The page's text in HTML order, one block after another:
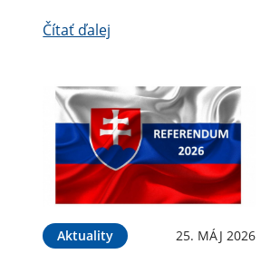
Čítať ďalej
Aktuality 25. MÁJ 2026